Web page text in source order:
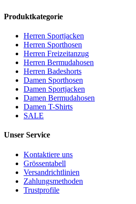
Produktkategorie
Herren Sportjacken
Herren Sporthosen
Herren Freizeitanzug
Herren Bermudahosen
Herren Badeshorts
Damen Sporthosen
Damen Sportjacken
Damen Bermudahosen
Damen T-Shirts
SALE
Unser Service
Kontaktiere uns
Grössentabell
Versandrichtlinien
Zahlungsmethoden
Trustprofile